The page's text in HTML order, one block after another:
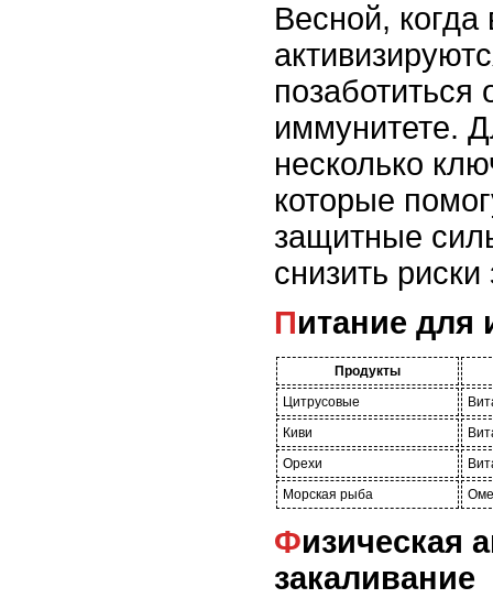
Весной, когда
позаботиться
иммунитете.
несколько
которые
защитные
снизить
Питание
Продукты
Цитрусовые
Киви
Орехи
Морская рыба
Физическая активность и
закаливание